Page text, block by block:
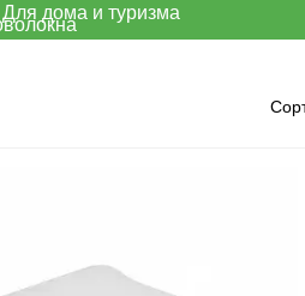
Для дома и туризма